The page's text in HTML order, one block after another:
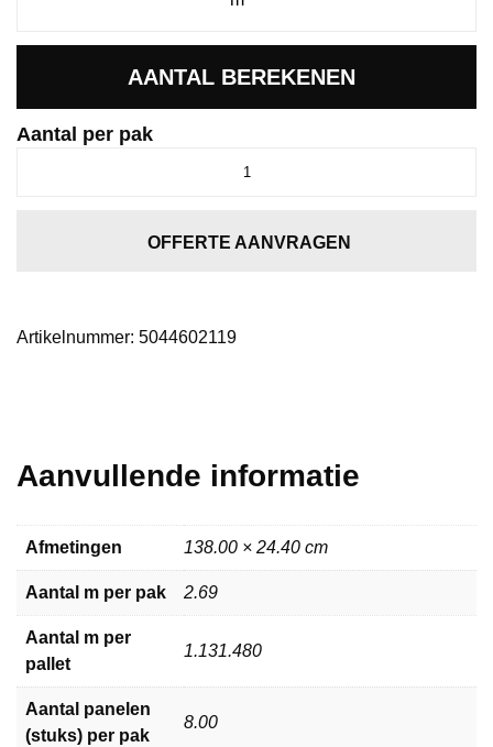
AANTAL BEREKENEN
Aantal per pak
OFFERTE AANVRAGEN
Artikelnummer: 5044602119
Aanvullende informatie
Afmetingen 138.00 × 24.40 cm
Aantal m per pak 2.69
Aantal m per
pallet
1.131.480
Aantal panelen
(stuks) per pak
8.00